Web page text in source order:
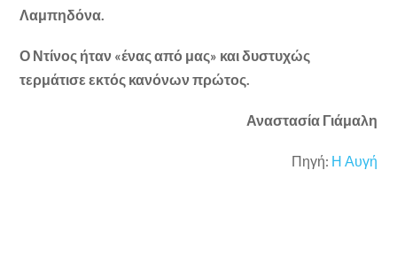
Λαμπηδόνα.
Ο Ντίνος ήταν «ένας από μας» και δυστυχώς
τερμάτισε εκτός κανόνων πρώτος.
Αναστασία Γιάμαλη
Πηγή: Η Αυγή